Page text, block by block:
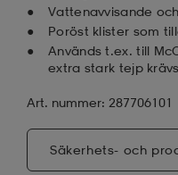
Vattenavvisande
Poröst klister som
Används t.ex. till
extra stark tejp krävs
Art. nummer: 287706101
Säkerhets- och